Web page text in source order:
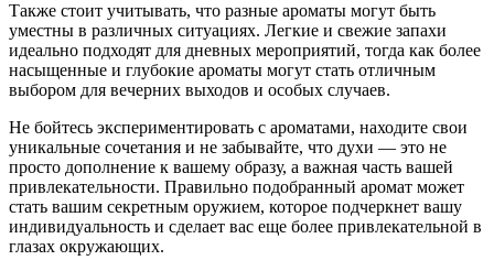
Также стоит учитывать, что разные ароматы могут быть
уместны в различных ситуациях. Легкие и свежие запахи
идеально подходят для дневных мероприятий, тогда как более
насыщенные и глубокие ароматы могут стать отличным
выбором для вечерних выходов и особых случаев.
Не бойтесь экспериментировать с ароматами, находите свои
уникальные сочетания и не забывайте, что духи — это не
просто дополнение к вашему образу, а важная часть вашей
привлекательности. Правильно подобранный аромат может
стать вашим секретным оружием, которое подчеркнет вашу
индивидуальность и сделает вас еще более привлекательной в
глазах окружающих.